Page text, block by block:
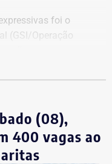
foi o
(GSI/Operação
como o principal
para chefias de
desconcentradas do
nenhuma
(08),
400 vagas ao